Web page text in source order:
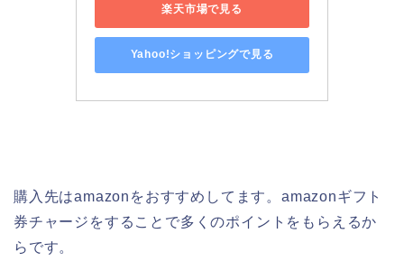
楽天市場で見る
Yahoo!ショッピングで見る
購入先はamazonをおすすめしてます。amazonギフト
券チャージをすることで多くのポイントをもらえるか
らです。